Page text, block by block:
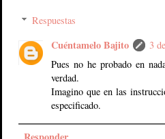
Respuestas
Cuéntamelo Bajito
3
Pues no he probado en
verdad.
Imagino que en las
especificado.